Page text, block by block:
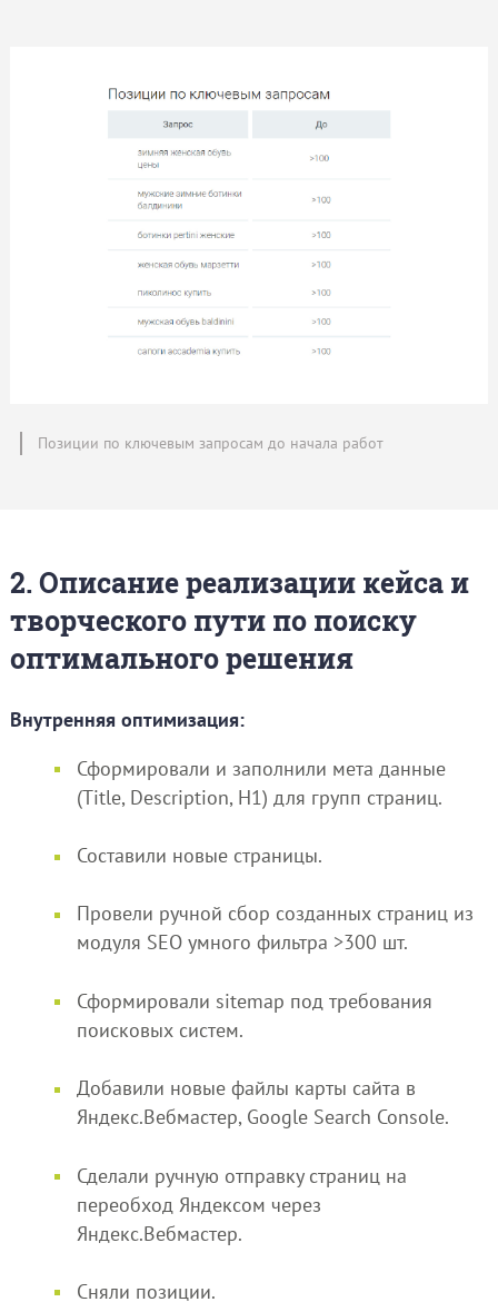
Позиции по ключевым запросам до начала работ
2. Описание реализации кейса и
творческого пути по поиску
оптимального решения
Внутренняя оптимизация:
Сформировали и заполнили мета данные
(Title, Description, H1) для групп страниц.
Составили новые страницы.
Провели ручной сбор созданных страниц из
модуля SEO умного фильтра >300 шт.
Сформировали sitemap под требования
поисковых систем.
Добавили новые файлы карты сайта в
Яндекс.Вебмастер, Google Search Console.
Сделали ручную отправку страниц на
переобход Яндексом через
Яндекс.Вебмастер.
Сняли позиции.